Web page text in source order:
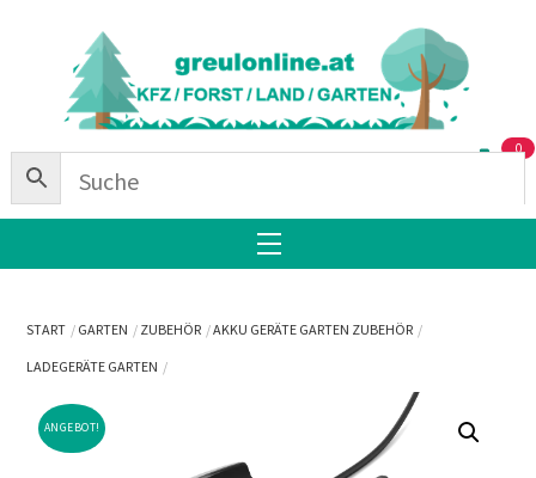
0
Menu
START GARTEN ZUBEHÖR AKKU GERÄTE GARTEN ZUBEHÖR
LADEGERÄTE GARTEN
ANGEBOT!
To
Top